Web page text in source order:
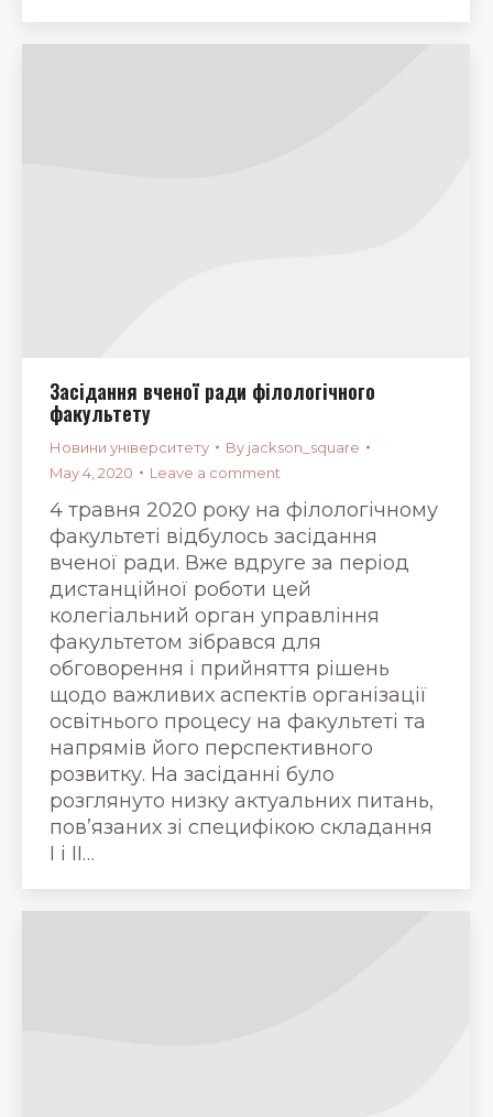
Засідання вченої ради філологічного
факультету
Новини університету By jackson_square
May 4, 2020
Leave a comment
4 травня 2020 року на філологічному
факультеті відбулось засідання
вченої ради. Вже вдруге за період
дистанційної роботи цей
колегіальний орган управління
факультетом зібрався для
обговорення і прийняття рішень
щодо важливих аспектів організації
освітнього процесу на факультеті та
напрямів його перспективного
розвитку. На засіданні було
розглянуто низку актуальних питань,
пов’язаних зі специфікою складання
І і ІІ…